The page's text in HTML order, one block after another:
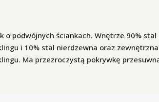
o podwójnych ściankach. Wnętrze 90%
i 10% stal nierdzewna oraz zewnętrzna
Ma przezroczystą pokrywkę